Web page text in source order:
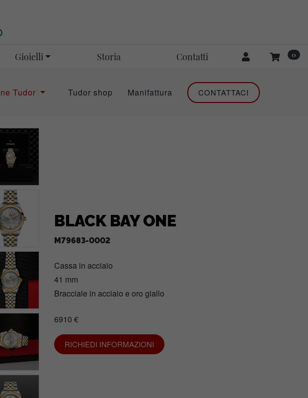
Gioielli Storia Contatti 0
Tudor Tudor shop Manifattura CONTATTACI
BLACK BAY ONE
M79683-0002
Cassa in acciaio
41 mm
Bracciale in acciaio e oro giallo
6910 €
RICHIEDI INFORMAZIONI